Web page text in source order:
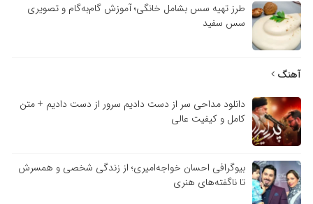
طرز تهیه سس بشامل خانگی؛ آموزش گام‌به‌گام و تصویری
سس سفید
آهنگ
دانلود مداحی سر از دست دادیم سرور از دست دادیم + متن
کامل و کیفیت عالی
بیوگرافی احسان خواجه‌امیری؛ از زندگی شخصی و همسرش
تا ناگفته‌های هنری